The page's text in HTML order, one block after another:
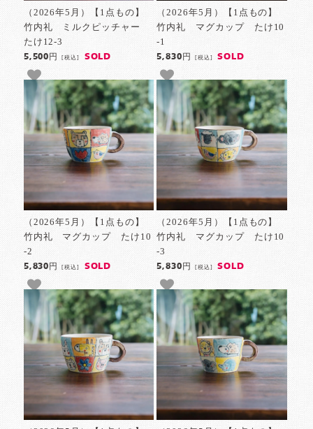
（2026年5月）【1点もの】
竹内礼 ミルクピッチャー
たけ12-3
5,500円[税込] SOLD
（2026年5月）【1点もの】
竹内礼 マグカップ たけ10
-1
5,830円 [税込] SOLD
（2026年5月）【1点もの】
竹内礼 マグカップ たけ10
-2
5,830円[税込] SOLD
（2026年5月）【1点もの】
竹内礼 マグカップ たけ10
-3
5,830円 [税込] SOLD